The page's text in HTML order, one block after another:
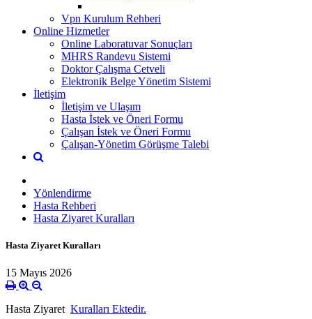
Vpn Kurulum Rehberi
Online Hizmetler
Online Laboratuvar Sonuçları
MHRS Randevu Sistemi
Doktor Çalışma Cetveli
Elektronik Belge Yönetim Sistemi
İletişim
İletişim ve Ulaşım
Hasta İstek ve Öneri Formu
Çalışan İstek ve Öneri Formu
Çalışan-Yönetim Görüşme Talebi
Yönlendirme
Hasta Rehberi
Hasta Ziyaret Kuralları
Hasta Ziyaret Kuralları
15 Mayıs 2026
Hasta Ziyaret Kuralları Ektedir.